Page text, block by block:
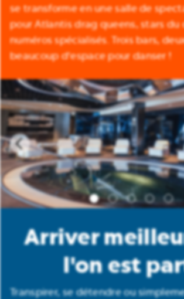
se transforme en une salle de
pour Atlantis drag queens, stars
numéros spécialisés. Trois bars,
beaucoup d'espace pour danser !
Arriver
l'on est
Transpirer, se détendre ou